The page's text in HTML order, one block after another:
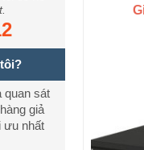
quan sát
giả
ưu nhất